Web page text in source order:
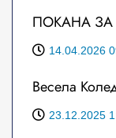
ПОКАНА
14.04.2026
Весела
23.12.2025